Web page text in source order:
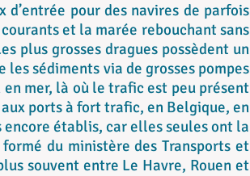
d’entrée pour des navires de parfois
et la marée rebouchant sans
plus grosses dragues possèdent un
les sédiments via de grosses pompes
mer, là où le trafic est peu présent
ports à fort trafic, en Belgique, en
établis, car elles seules ont la
du ministère des Transports et
souvent entre Le Havre, Rouen et